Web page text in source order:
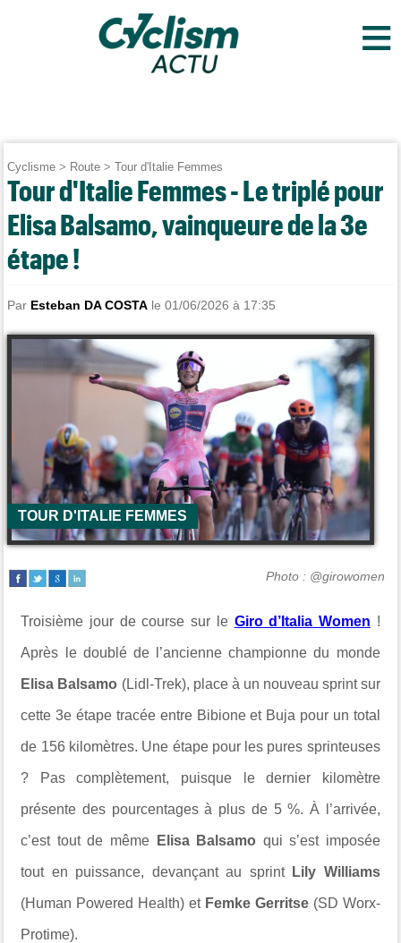
≡
Cyclisme > Route >Tour d'Italie Femmes
Tour d'Italie Femmes - Le triplé pour
Elisa Balsamo, vainqueure de la 3e
étape !
Par Esteban DA COSTA le 01/06/2026 à 17:35
TOUR D'ITALIE FEMMES
Photo : @girowomen
Troisième jour de course sur le Giro d’Italia Women !
Après le doublé de l’ancienne championne du monde
Elisa Balsamo (Lidl-Trek), place à un nouveau sprint sur
cette 3e étape tracée entre Bibioneet Buja pour un total
de 156 kilomètres. Une étape pour les pures sprinteuses
? Pas complètement, puisque le dernier kilomètre
présente des pourcentages à plus de 5 %. À l’arrivée,
c’est tout de même Elisa Balsamo qui s’est imposée
tout en puissance, devançant au sprint Lily Williams
(Human Powered Health) et Femke Gerritse(SD Worx-
Protime).